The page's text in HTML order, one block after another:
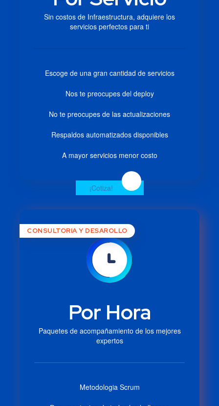
Sin costos de Infraestructura, adquiere los
servicios perfectos para ti
Escoge de una gran cantidad de servicios
Nos te preocupes del deploy
No te preocupes de las actualizaciones
Respaldos automatizados disponibles
A mayor servicios menor costo
¡Cotiza!
CONSULTORIA Y DESAROLLO
Por Hora
Paquetes de acompañamiento de los mejores
expertos
Metodologia Scrum